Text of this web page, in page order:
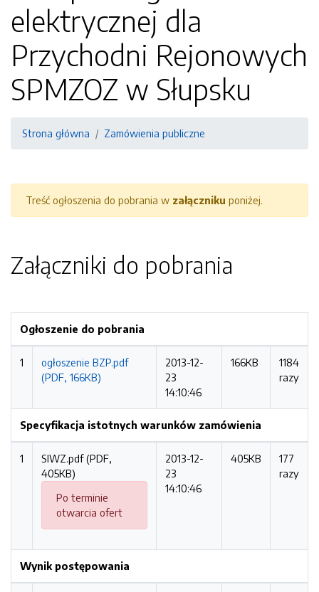
elektrycznej dla
Przychodni Rejonowych
SPMZOZ w Słupsku
Strona główna Zamówienia publiczne
Treść ogłoszenia do pobrania w załączniku poniżej.
Załączniki do pobrania
Ogłoszenie do pobrania
1
ogłoszenie BZP.pdf
(PDF, 166KB)
2013-12-
23
14:10:46
166KB
1184
razy
Specyfikacja istotnych warunków zamówienia
1
SIWZ.pdf (PDF,
405KB)
Po terminie
otwarcia ofert
2013-12-
23
14:10:46
405KB
177
razy
Wynik postępowania